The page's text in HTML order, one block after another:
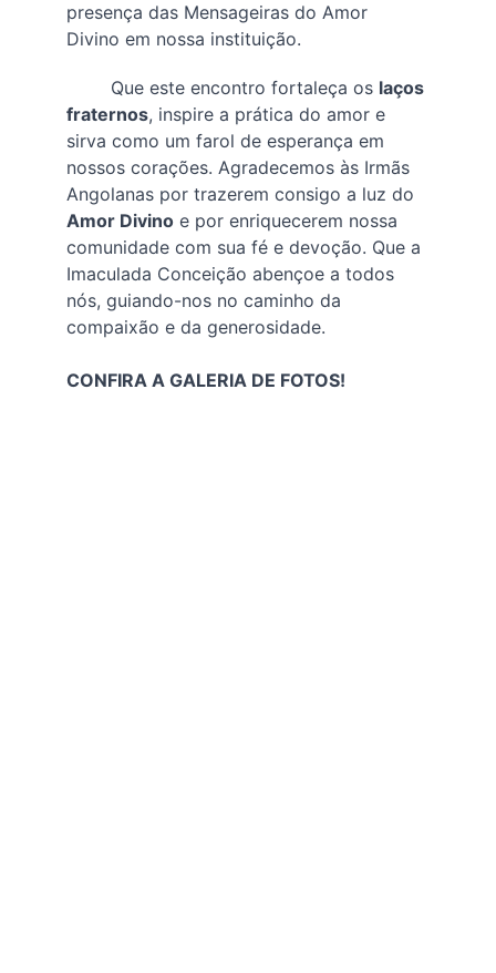
presença das Mensageiras do Amor
Divino em nossa instituição.
        Que este encontro fortaleça os
laços
fraternos, inspire a prática do amor e
sirva como um farol de esperança em
nossos corações. Agradecemos às Irmãs
Angolanas por trazerem consigo a luz do
Amor Divino e por enriquecerem nossa
comunidade com sua fé e devoção. Que a
Imaculada Conceição abençoe a todos
nós, guiando-nos no caminho da
compaixão e da generosidade.
CONFIRA A GALERIA DE FOTOS!